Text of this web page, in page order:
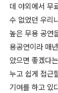
데 야외에서 무
수 없었던 우리
높은 무용 공연
용공연이라 매
았으면 좋겠다
누고 쉽게 접근
기여를 하고 있